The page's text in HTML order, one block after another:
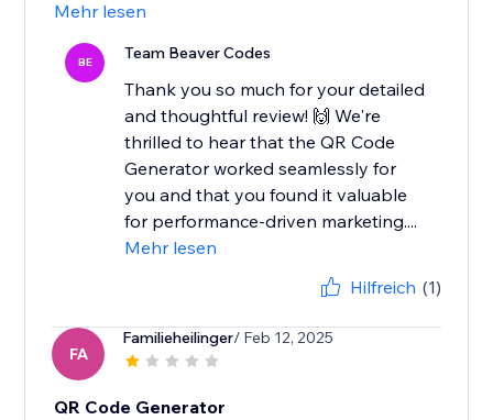
Mehr lesen
BE Team Beaver Codes
Thank you so much for your detailed
and thoughtful review! 🙌 We're
thrilled to hear that the QR Code
Generator worked seamlessly for
you and that you found it valuable
for performance-driven marketing....
Mehr lesen
Hilfreich (1)
FA
Familieheilinger/ Feb 12, 2025
QR Code Generator